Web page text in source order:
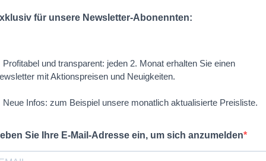
für unsere Newsletter-Abonennten:
und transparent: jeden 2. Monat erhalten Sie einen
mit Aktionspreisen und Neuigkeiten.
Infos: zum Beispiel unsere monatlich aktualisierte Preisliste.
Sie Ihre E-Mail-Adresse ein, um sich anzumelden